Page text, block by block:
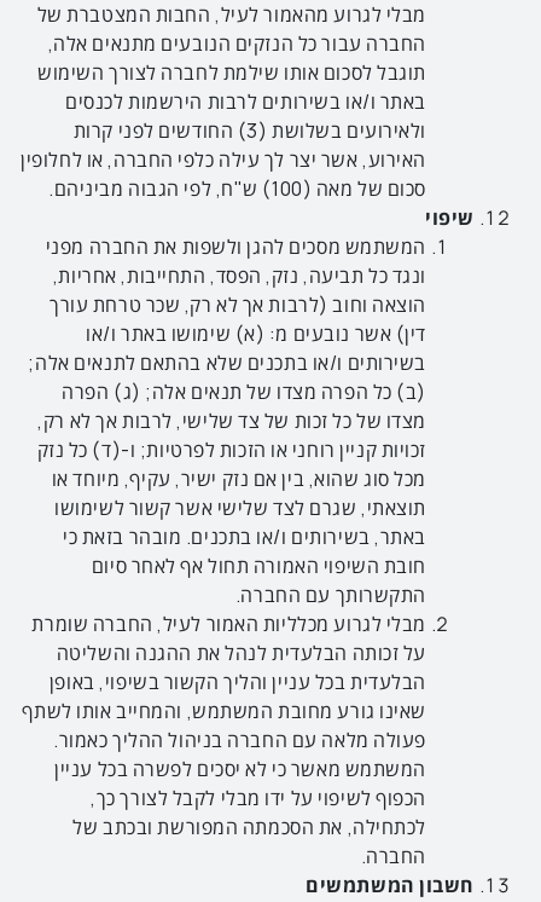
מבלי לגרוע מהאמור לעיל, החבות המצטברת של
החברה עבור כל הנזקים הנובעים מתנאים אלה,
תוגבל לסכום אותו שילמת לחברה לצורך השימוש
באתר ו/או בשירותים לרבות הירשמות לכנסים
ולאירועים בשלושת (3) החודשים לפני קרות
האירוע, אשר יצר לך עילה כלפי החברה, או לחלופין
סכום של מאה (100) ש"ח, לפי הגבוה מביניהם.
שיפוי
המשתמש מסכים להגן ולשפות את החברה מפני
ונגד כל תביעה, נזק, הפסד, התחייבות, אחריות,
הוצאה וחוב (לרבות אך לא רק, שכר טרחת עורך
דין) אשר נובעים מ: (א) שימושו באתר ו/או
בשירותים ו/או בתכנים שלא בהתאם לתנאים אלה;
(ב) כל הפרה מצדו של תנאים אלה; (ג) הפרה
מצדו של כל זכות של צד שלישי, לרבות אך לא רק,
זכויות קניין רוחני או הזכות לפרטיות; ו-(ד) כל נזק
מכל סוג שהוא, בין אם נזק ישיר, עקיף, מיוחד או
תוצאתי, שגרם לצד שלישי אשר קשור לשימושו
באתר, בשירותים ו/או בתכנים. מובהר בזאת כי
חובת השיפוי האמורה תחול אף לאחר סיום
התקשרותך עם החברה.
מבלי לגרוע מכלליות האמור לעיל, החברה שומרת
על זכותה הבלעדית לנהל את ההגנה והשליטה
הבלעדית בכל עניין והליך הקשור בשיפוי, באופן
שאינו גורע מחובת המשתמש, והמחייב אותו לשתף
פעולה מלאה עם החברה בניהול ההליך כאמור.
המשתמש מאשר כי לא יסכים לפשרה בכל עניין
הכפוף לשיפוי על ידו מבלי לקבל לצורך כך,
לכתחילה, את הסכמתה המפורשת ובכתב של
החברה.
חשבון המשתמשים